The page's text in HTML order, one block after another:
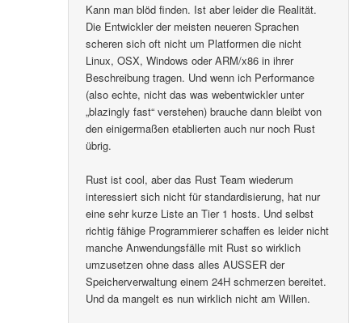
Kann man blöd finden. Ist aber leider die Realität.
Die Entwickler der meisten neueren Sprachen
scheren sich oft nicht um Platformen die nicht
Linux, OSX, Windows oder ARM/x86 in ihrer
Beschreibung tragen. Und wenn ich Performance
(also echte, nicht das was webentwickler unter
„blazingly fast“ verstehen) brauche dann bleibt von
den einigermaßen etablierten auch nur noch Rust
übrig.
Rust ist cool, aber das Rust Team wiederum
interessiert sich nicht für standardisierung, hat nur
eine sehr kurze Liste an Tier 1 hosts. Und selbst
richtig fähige Programmierer schaffen es leider nicht
manche Anwendungsfälle mit Rust so wirklich
umzusetzen ohne dass alles AUSSER der
Speicherverwaltung einem 24H schmerzen bereitet.
Und da mangelt es nun wirklich nicht am Willen.